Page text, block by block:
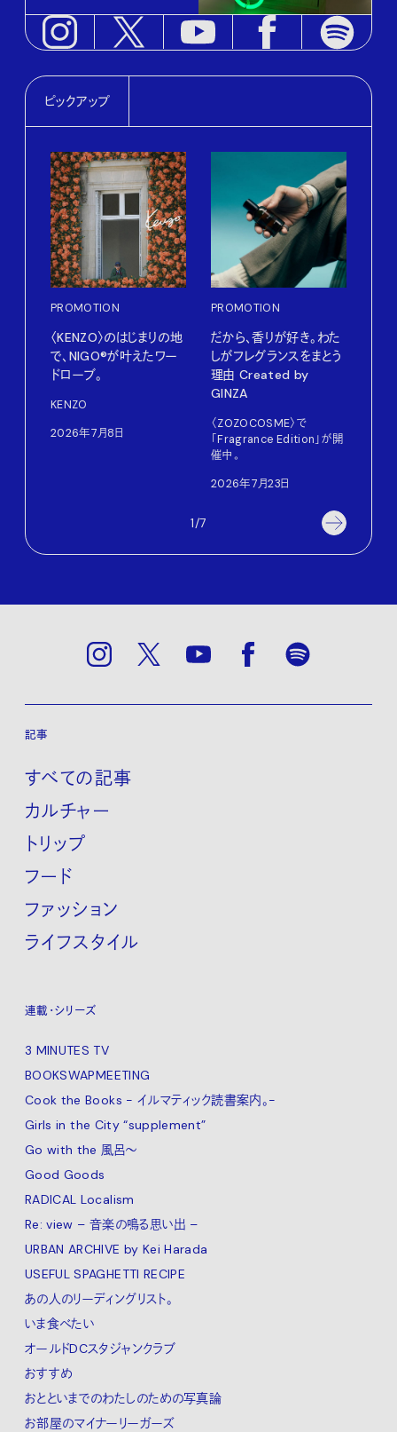
ピックアップ
PROMOTION
〈KENZO〉のはじまりの地
で、NIGO®が叶えたワー
ドローブ。
KENZO
2026年7月8日
PROMOTION
だから、香りが好き。わた
しがフレグランスをまとう
理由 Created by
GINZA
〈ZOZOCOSME〉で
「Fragrance Edition」が開
催中。
2026年7月23日
1/7
記事
すべての記事
カルチャー
トリップ
フード
ファッション
ライフスタイル
連載・シリーズ
3 MINUTES TV
BOOKSWAPMEETING
Cook the Books - イルマティック読書案内。-
Girls in the City “supplement”
Go with the 風呂〜
Good Goods
RADICAL Localism
Re: view – 音楽の鳴る思い出 –
URBAN ARCHIVE by Kei Harada
USEFUL SPAGHETTI RECIPE
あの人のリーディングリスト。
いま食べたい
オールドDCスタジャンクラブ
おすすめ
おとといまでのわたしのための写真論
お部屋のマイナーリーガーズ